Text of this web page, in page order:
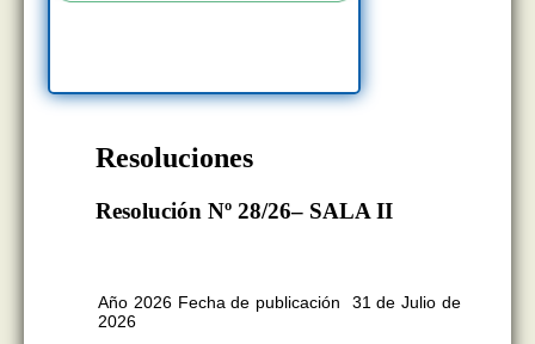
Resoluciones
Resolución Nº 28/26– SALA II
Año 2026 Fecha de publicación 31 de Julio de
2026